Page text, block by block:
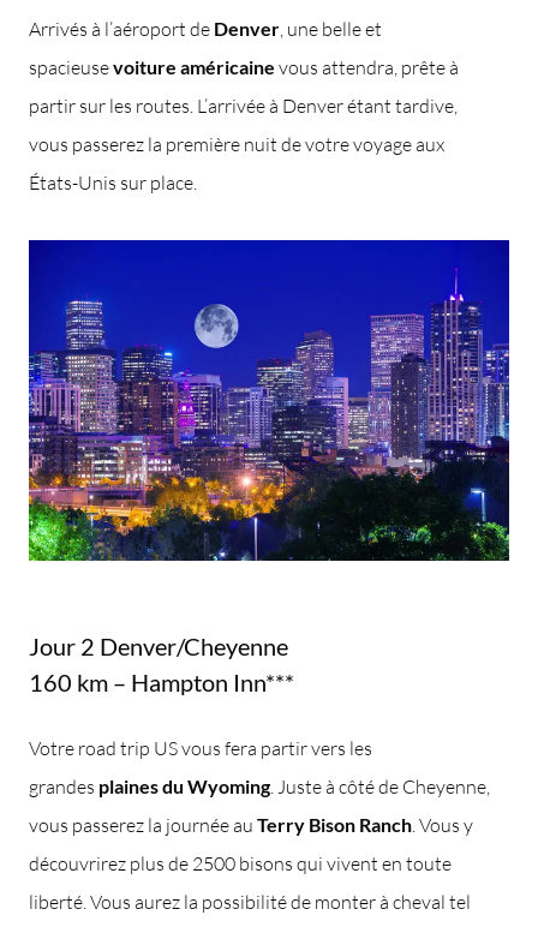
Arrivés à l’aéroport de Denver, une belle et
spacieusevoiture américaine vous attendra, prête à
partir sur les routes. L’arrivée à Denver étant tardive,
vous passerez la première nuit de votre voyage aux
États-Unis sur place.
Jour 2 Denver/Cheyenne
160 km – Hampton Inn***
Votre road trip US vous fera partir vers les
grandes plaines du Wyoming. Juste à côté de Cheyenne,
vous passerez la journée au Terry Bison Ranch. Vous y
découvrirez plus de 2500 bisons qui vivent en toute
liberté. Vous aurez la possibilité de monter à cheval tel